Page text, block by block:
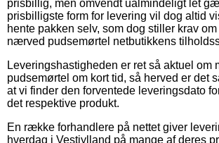
prisbillig, men omvendt ualmindeligt let
prisbilligste form for levering vil dog altid
hente pakken selv, som dog stiller krav
nærved pudsemørtel netbutikkens
Leveringshastigheden er ret så aktuel om
pudsemørtel om kort tid, så herved er det
at vi finder den forventede leveringsdato
det respektive produkt.
En række forhandlere på nettet giver
hverdag i Vestjylland på mange af deres